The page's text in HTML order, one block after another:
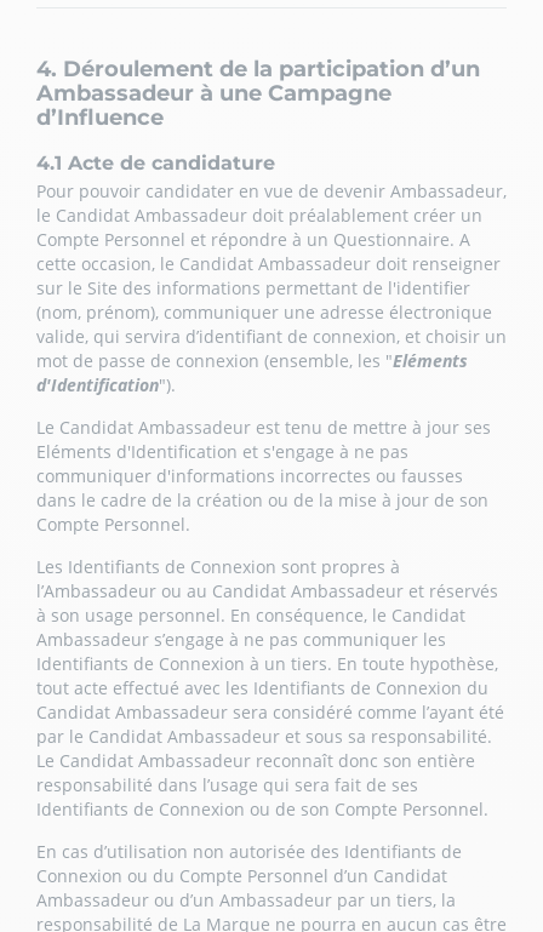
4. Déroulement de la participation d’un
Ambassadeur à une Campagne
d’Influence
4.1 Acte de candidature
Pour pouvoir candidater en vue de devenir Ambassadeur,
le Candidat Ambassadeur doit préalablement créer un
Compte Personnel et répondre à un Questionnaire. A
cette occasion, le Candidat Ambassadeur doit renseigner
sur le Site des informations permettant de l'identifier
(nom, prénom), communiquer une adresse électronique
valide, qui servira d’identifiant de connexion, et choisir un
mot de passe de connexion (ensemble, les "Eléments
d'Identification").
Le Candidat Ambassadeur est tenu de mettre à jour ses
Eléments d'Identification et s'engage à ne pas
communiquer d'informations incorrectes ou fausses
dans le cadre de la création ou de la mise à jour de son
Compte Personnel.
Les Identifiants de Connexion sont propres à
l’Ambassadeur ou au Candidat Ambassadeur et réservés
à son usage personnel. En conséquence, le Candidat
Ambassadeur s’engage à ne pas communiquer les
Identifiants de Connexion à un tiers. En toute hypothèse,
tout acte effectué avec les Identifiants de Connexion du
Candidat Ambassadeur sera considéré comme l’ayant été
par le Candidat Ambassadeur et sous sa responsabilité.
Le Candidat Ambassadeur reconnaît donc son entière
responsabilité dans l’usage qui sera fait de ses
Identifiants de Connexion ou de son Compte Personnel.
En cas d’utilisation non autorisée des Identifiants de
Connexion ou du Compte Personnel d’un Candidat
Ambassadeur ou d’un Ambassadeur par un tiers, la
responsabilité de La Marque ne pourra en aucun cas être